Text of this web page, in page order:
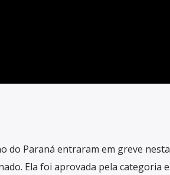
do Paraná entraram em greve nesta
Ela foi aprovada pela categoria